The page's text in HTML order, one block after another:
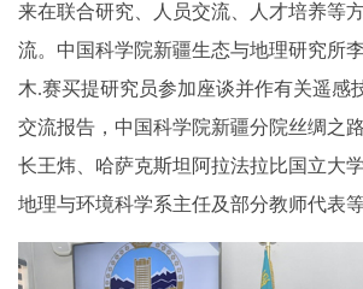
来在联合研究、人员交流、人才培养等
流。中国科学院新疆生态与地理研究所
木.赛买提研究员参加座谈并作有关遥感
交流报告，中国科学院新疆分院丝绸之
长王炜、哈萨克斯坦阿拉法拉比国立大
地理与环境科学系主任及部分教师代表